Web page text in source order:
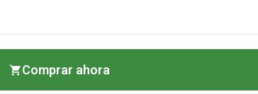
Comprar ahora